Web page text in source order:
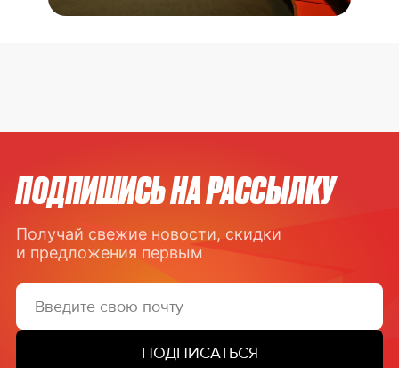
ПОДПИШИСЬ НА РАССЫЛКУ
Получай свежие новости, скидки
и предложения первым
ПОДПИСАТЬСЯ